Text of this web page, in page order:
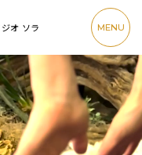
オ ソラ MENU